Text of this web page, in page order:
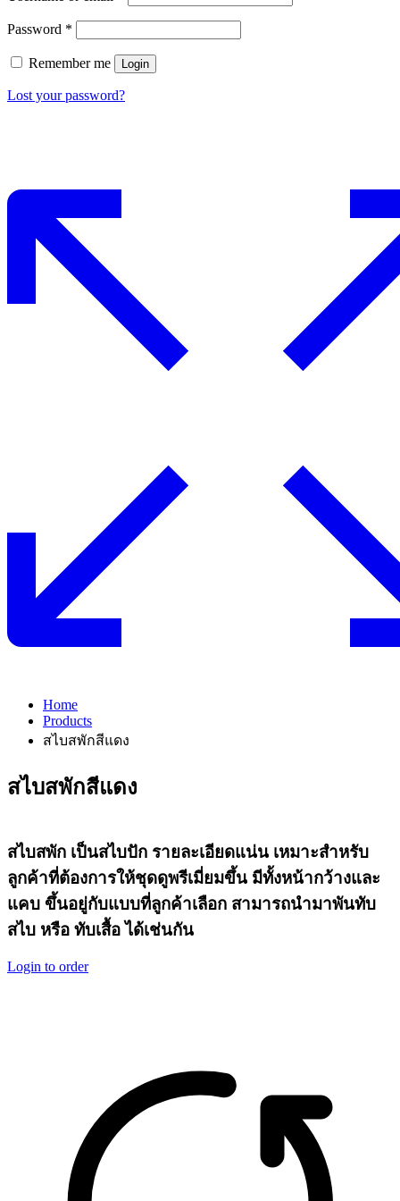
Password *
Remember me Login
Lost your password?
Home
Products
สไบสพักสีแดง
สไบสพักสีแดง
สไบสพัก เป็นสไบปัก รายละเอียดแน่น เหมาะสำหรับ
ลูกค้าที่ต้องการให้ชุดดูพรีเมี่ยมขึ้น มีทั้งหน้ากว้างและ
แคบ ขึ้นอยู่กับแบบที่ลูกค้าเลือก สามารถนำมาพันทับ
สไบ หรือ ทับเสื้อ ได้เช่นกัน
Login to order